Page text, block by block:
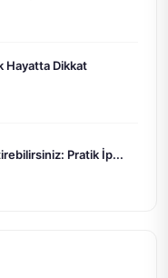
Hayatta Dikkat
Pratik İp...